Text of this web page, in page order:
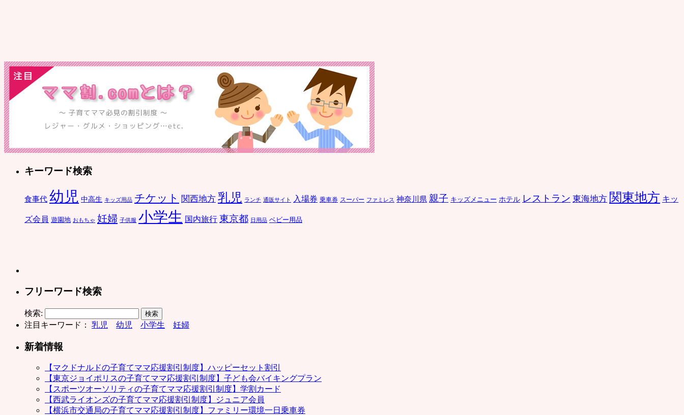
キーワード検索
食事代 幼児 中高生 キッズ用品 チケット 関西地方 乳児 ランチ 通販サイト 入場券 乗車券 スーパー ファミレス 神奈川県 親子 キッズメニュー ホテル レストラン 東海地方 関東地方 キッ
ズ会員 遊園地 おもちゃ 妊婦 子供服 小学生 国内旅行 東京都 日用品 ベビー用品
フリーワード検索
検索:
注目キーワード： 乳児 幼児 小学生 妊婦
新着情報
【マクドナルドの子育てママ応援割引制度】ハッピーセット割引
【東京ジョイポリスの子育てママ応援割引制度】子ども会バイキングプラン
【スポーツオーソリティの子育てママ応援割引制度】学割カード
【西武ライオンズの子育てママ応援割引制度】ジュニア会員
【横浜市交通局の子育てママ応援割引制度】ファミリー環境一日乗車券